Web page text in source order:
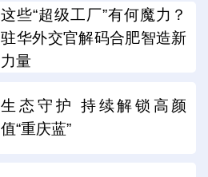
这些“超级工厂”有何魔力？
驻华外交官解码合肥智造新
力量
生态守护 持续解锁高颜
值“重庆蓝”